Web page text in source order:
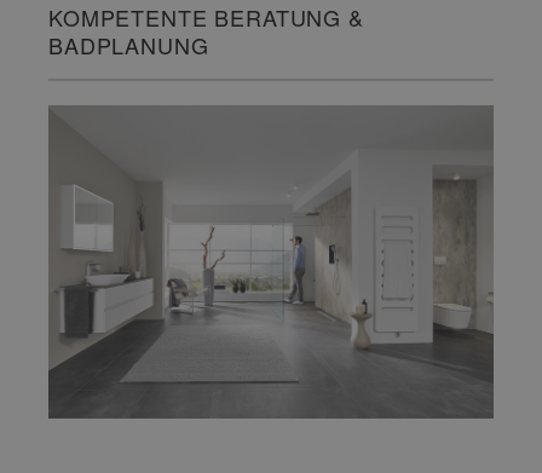
KOMPETENTE BERATUNG &
BADPLANUNG